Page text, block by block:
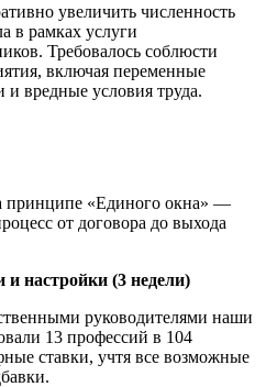
увеличить численность
в рамках услуги
Требовалось соблюсти
включая переменные
и вредные условия труда.
принципе «Единого окна» —
от договора до выхода
и настройки (3 недели)
руководителями наши
13 профессий в 104
ставки, учтя все возможные